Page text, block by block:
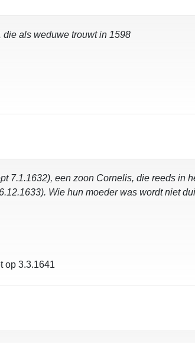
als weduwe trouwt in 1598
7.1.1632), een zoon Cornelis, die reeds in
Wie hun moeder was wordt niet
op 3.3.1641